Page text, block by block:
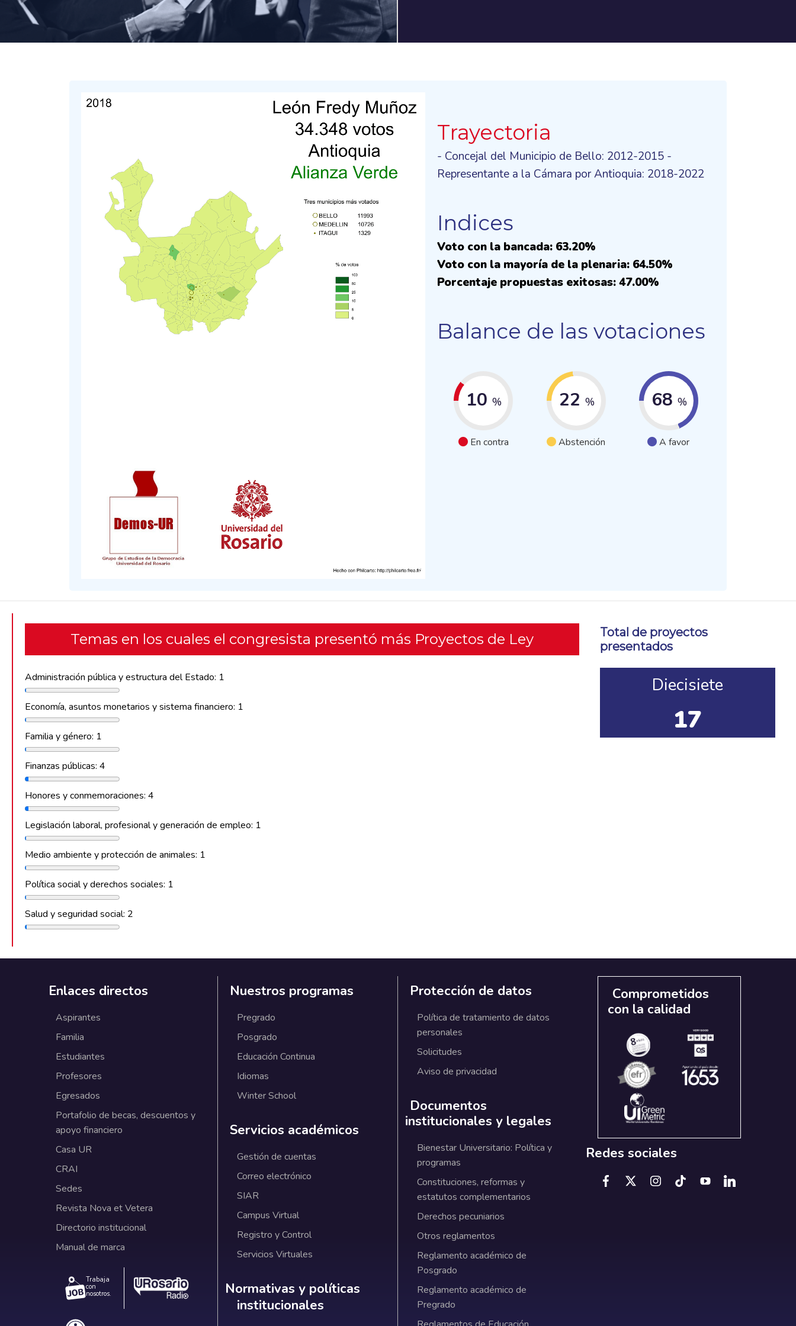
Trayectoria
- Concejal del Municipio de Bello: 2012-2015 -
Representante a la Cámara por Antioquia: 2018-2022
Indices
Voto con la bancada: 63.20%
Voto con la mayoría de la plenaria: 64.50%
Porcentaje propuestas exitosas: 47.00%
Balance de las votaciones
10 %
En contra
22 %
Abstención
68 %
A favor
Temas en los cuales el congresista presentó más Proyectos de Ley
Administración pública y estructura del Estado: 1
Economía, asuntos monetarios y sistema financiero: 1
Familia y género: 1
Finanzas públicas: 4
Honores y conmemoraciones: 4
Legislación laboral, profesional y generación de empleo: 1
Medio ambiente y protección de animales: 1
Política social y derechos sociales: 1
Salud y seguridad social: 2
Total de proyectos
presentados
Diecisiete
17
Enlaces directos
Aspirantes
Familia
Estudiantes
Profesores
Egresados
Portafolio de becas, descuentos y
apoyo financiero
Casa UR
CRAI
Sedes
Revista Nova et Vetera
Directorio institucional
Manual de marca
Trabaja
con
nosotros.
Nuestros programas
Pregrado
Posgrado
Educación Continua
Idiomas
Winter School
Servicios académicos
Gestión de cuentas
Correo electrónico
SIAR
Campus Virtual
Registro y Control
Servicios Virtuales
Normativas y políticas institucionales
Normativas y políticas
institucionales
Protección de datos
Política de tratamiento de datos
personales
Solicitudes
Aviso de privacidad
Documentos
institucionales y legales
Bienestar Universitario: Política y
programas
Constituciones, reformas y
estatutos complementarios
Derechos pecuniarios
Otros reglamentos
Reglamento académico de
Posgrado
Reglamento académico de
Pregrado
Comprometidos
con la calidad
Redes sociales